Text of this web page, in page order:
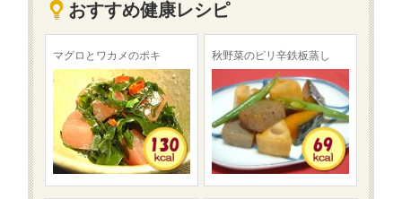
おすすめ健康レシピ
マグロとワカメのポキ 秋野菜のピリ辛鉄板蒸し